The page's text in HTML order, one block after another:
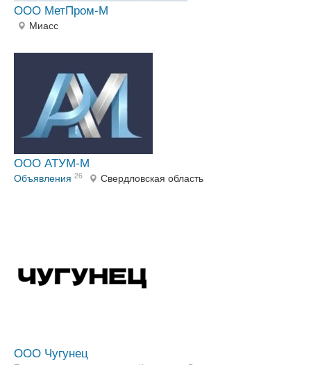
ООО МетПром-М
Миасс
ООО АТУМ-М
Объявления 26 Свердловская область
ООО Чугунец